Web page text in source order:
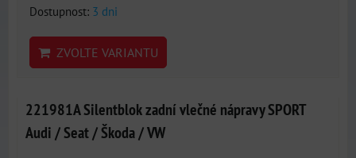
Dostupnost: 3 dni
ZVOLTE VARIANTU
221981A Silentblok zadní vlečné nápravy SPORT
Audi / Seat / Škoda / VW